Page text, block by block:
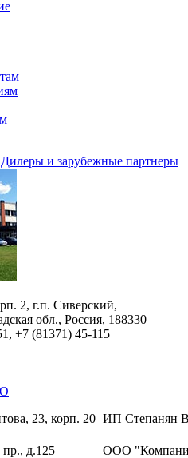
Дилеры и зарубежные партнеры
2, г.п. Сиверский,
обл., Россия, 188330
+7 (81371) 45-115
23, корп. 20 ИП Степанян
д.125 ООО